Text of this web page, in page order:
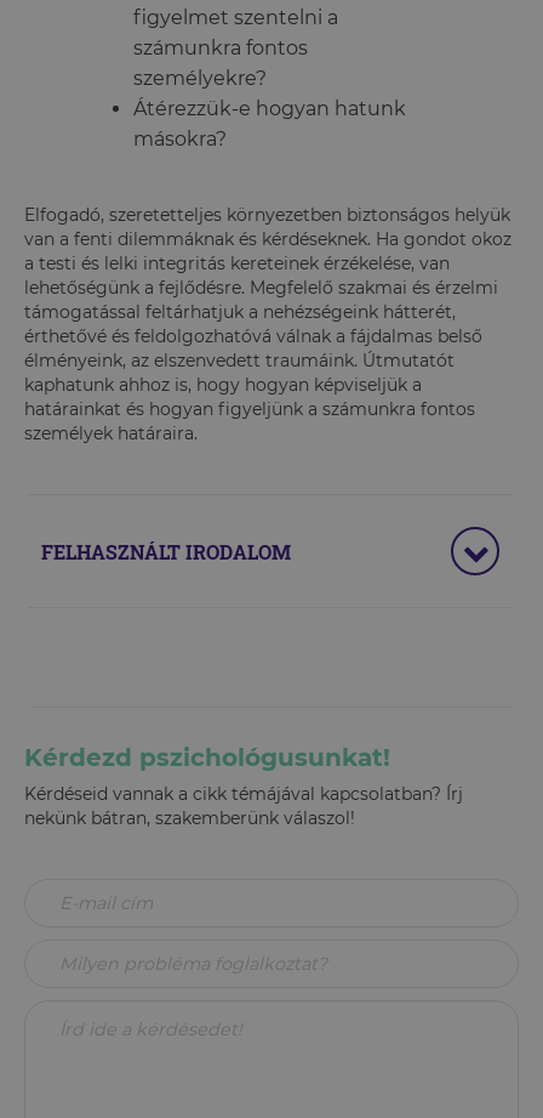
figyelmet szentelni a
számunkra fontos
személyekre?
Átérezzük-e hogyan hatunk
másokra?
Elfogadó, szeretetteljes környezetben biztonságos helyük
van a fenti dilemmáknak és kérdéseknek. Ha gondot okoz
a testi és lelki integritás kereteinek érzékelése, van
lehetőségünk a fejlődésre. Megfelelő szakmai és érzelmi
támogatással feltárhatjuk a nehézségeink hátterét,
érthetővé és feldolgozhatóvá válnak a fájdalmas belső
élményeink, az elszenvedett traumáink. Útmutatót
kaphatunk ahhoz is, hogy hogyan képviseljük a
határainkat és hogyan figyeljünk a számunkra fontos
személyek határaira.
FELHASZNÁLT IRODALOM
Kérdezd pszichológusunkat!
Kérdéseid vannak a cikk témájával kapcsolatban? Írj
nekünk bátran, szakemberünk válaszol!